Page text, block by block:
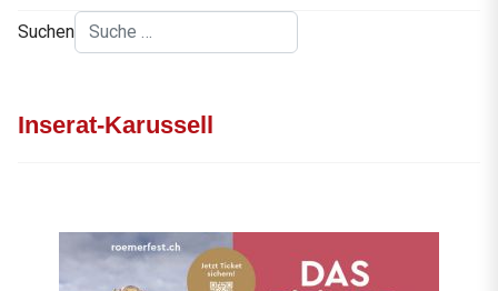
Suchen
Inserat-Karussell